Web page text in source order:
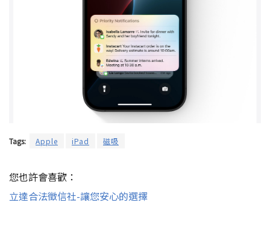
Tags: Apple iPad 磁吸
您也許會喜歡：
立達合法徵信社-讓您安心的選擇